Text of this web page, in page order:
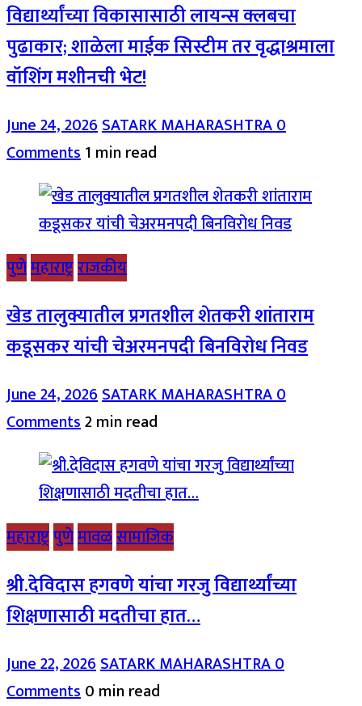
विद्यार्थ्यांच्या विकासासाठी लायन्स क्लबचा
पुढाकार; शाळेला माईक सिस्टीम तर वृद्धाश्रमाला
वॉशिंग मशीनची भेट!
June 24, 2026SATARK MAHARASHTRA0
Comments1 min read
पुणेमहाराष्ट्रराजकीय
खेड तालुक्यातील प्रगतशील शेतकरी शांताराम
कडूसकर यांची चेअरमनपदी बिनविरोध निवड
June 24, 2026SATARK MAHARASHTRA0
Comments2 min read
महाराष्ट्रपुणेमावळसामाजिक
श्री.देविदास हगवणे यांचा गरजु विद्यार्थ्यांच्या
शिक्षणासाठी मदतीचा हात…
June 22, 2026SATARK MAHARASHTRA0
Comments0 min read